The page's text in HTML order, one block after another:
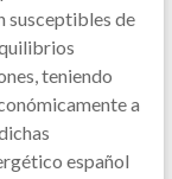
susceptibles de
teniendo
a
español